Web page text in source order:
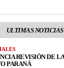
ULTIMAS NOTICIAS
REVISIÓN DE
PARANÁ